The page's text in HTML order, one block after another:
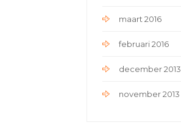
maart 2016
februari 2016
december 2013
november 2013